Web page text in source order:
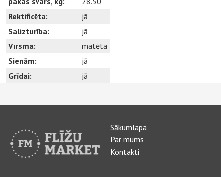
Rektificēta:
jā
Salizturība:
jā
Virsma:
matēta
Sienām:
jā
Grīdai:
jā
Sākumlapa
Par mums
Kontakti